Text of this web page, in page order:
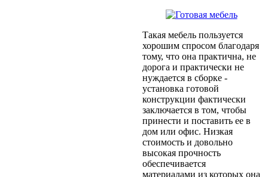
Такая мебель пользуется
хорошим спросом благодаря
тому, что она практична, не
дорога и практически не
нуждается в сборке -
установка готовой
конструкции фактически
заключается в том, чтобы
принести и поставить ее в
дом или офис. Низкая
стоимость и довольно
высокая прочность
обеспечивается
материалами из которых она